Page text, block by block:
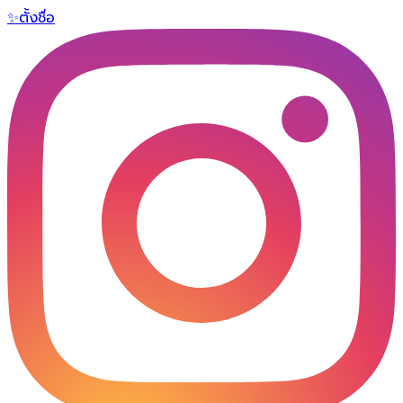
✨ตั้งชื่อ